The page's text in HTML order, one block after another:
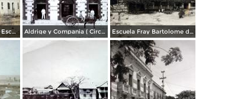
Correos Telegrafos y Escuela. Aldrige y Compania ( Circulada el 22 de Marzo de 1910 ). Escuela Fray Bartolome de Las Casass.